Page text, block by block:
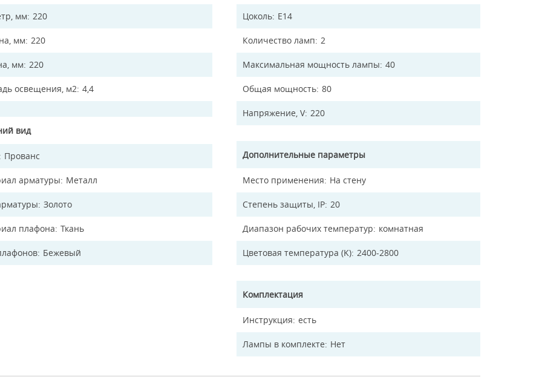
мм 220
мм 220
мм 220
освещения, м2 4,4
вид
Прованс
арматуры Металл
Золото
плафона Ткань
Бежевый
Цоколь E14
Количество ламп 2
Максимальная мощность лампы 40
Общая мощность 80
Напряжение, V 220
Дополнительные параметры
Место применения На стену
Степень защиты, IP 20
Диапазон рабочих температур комнатная
Цветовая температура (K) 2400-2800
Комплектация
Инструкция есть
Лампы в комплекте Нет